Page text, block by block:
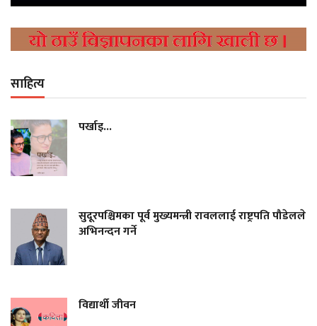
साहित्य
पर्खाइ...
सुदूरपश्चिमका पूर्व मुख्यमन्त्री रावललाई राष्ट्रपति पौडेलले
अभिनन्दन गर्ने
विद्यार्थी जीवन